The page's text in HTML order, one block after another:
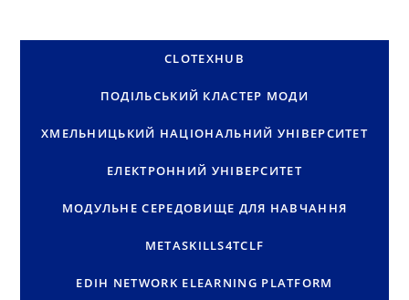
CLOTEXHUB
ПОДІЛЬСЬКИЙ КЛАСТЕР МОДИ
ХМЕЛЬНИЦЬКИЙ НАЦІОНАЛЬНИЙ УНІВЕРСИТЕТ
ЕЛЕКТРОННИЙ УНІВЕРСИТЕТ
МОДУЛЬНЕ СЕРЕДОВИЩЕ ДЛЯ НАВЧАННЯ
METASKILLS4TCLF
EDIH NETWORK ELEARNING PLATFORM